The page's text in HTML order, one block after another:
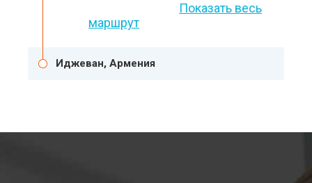
Показать весь
маршрут
Иджеван, Армения